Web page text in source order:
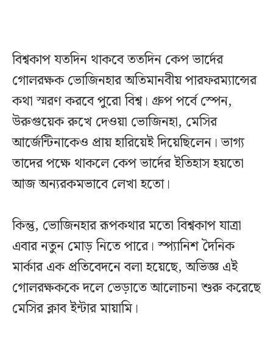
বিশ্বকাপ যতদিন থাকবে ততদিন কেপ ভার্দের
গোলরক্ষক ভোজিনহার অতিমানবীয় পারফরম্যান্সের
কথা স্মরণ করবে পুরো বিশ্ব। গ্রুপ পর্বে স্পেন,
উরুগুয়েক রুখে দেওয়া ভোজিনহা, মেসির
আর্জেন্টিনাকেও প্রায় হারিয়েই দিয়েছিলেন। ভাগ্য
তাদের পক্ষে থাকলে কেপ ভার্দের ইতিহাস হয়তো
আজ অন্যরকমভাবে লেখা হতো।
কিন্তু, ভোজিনহার রূপকথার মতো বিশ্বকাপ যাত্রা
এবার নতুন মোড় নিতে পারে। স্প্যানিশ দৈনিক
মার্কার এক প্রতিবেদনে বলা হয়েছে, অভিজ্ঞ এই
গোলরক্ষককে দলে ভেড়াতে আলোচনা শুরু করেছে
মেসির ক্লাব ইন্টার মায়ামি।